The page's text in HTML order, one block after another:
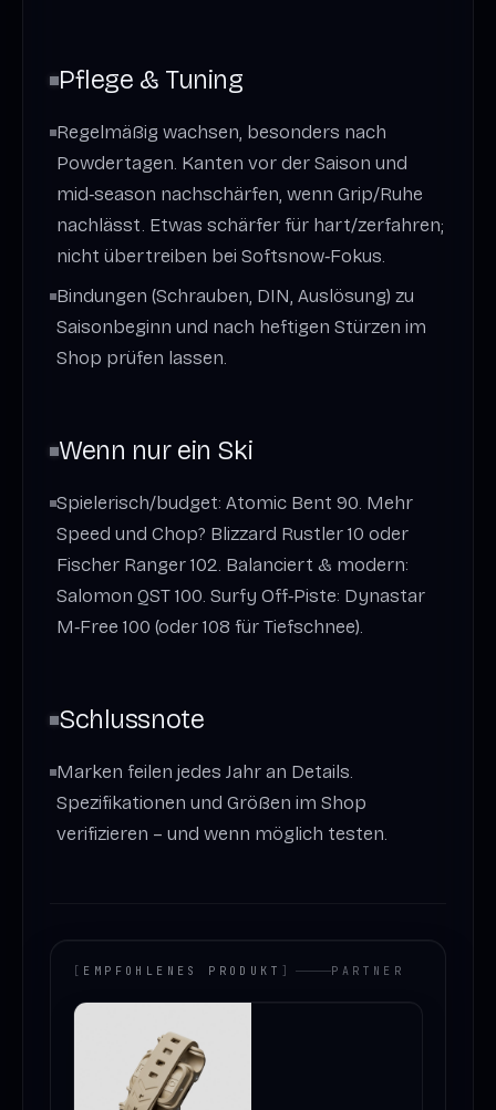
Pflege & Tuning
Regelmäßig wachsen, besonders nach
Powdertagen. Kanten vor der Saison und
mid‑season nachschärfen, wenn Grip/Ruhe
nachlässt. Etwas schärfer für hart/zerfahren;
nicht übertreiben bei Softsnow‑Fokus.
Bindungen (Schrauben, DIN, Auslösung) zu
Saisonbeginn und nach heftigen Stürzen im
Shop prüfen lassen.
Wenn nur ein Ski
Spielerisch/budget: Atomic Bent 90. Mehr
Speed und Chop? Blizzard Rustler 10 oder
Fischer Ranger 102. Balanciert & modern:
Salomon QST 100. Surfy Off‑Piste: Dynastar
M‑Free 100 (oder 108 für Tiefschnee).
Schlussnote
Marken feilen jedes Jahr an Details.
Spezifikationen und Größen im Shop
verifizieren – und wenn möglich testen.
[ EMPFOHLENES PRODUKT ] PARTNER